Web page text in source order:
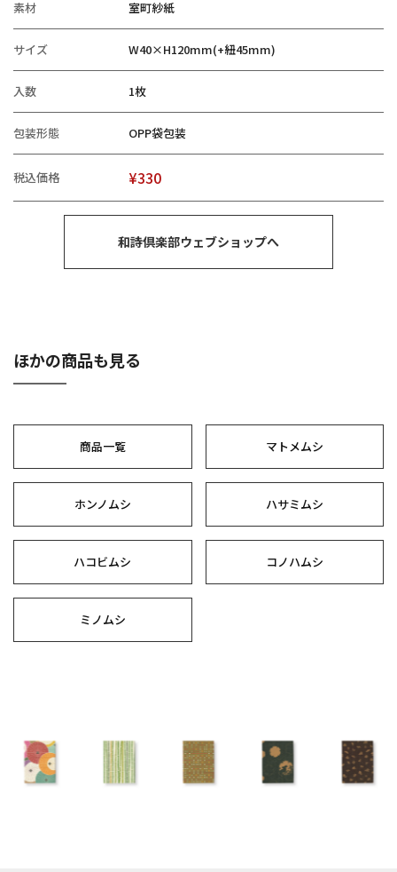
素材 室町紗紙
サイズ W40×H120mm(+紐45mm)
入数 1枚
包装形態 OPP袋包装
税込価格 ¥330
和詩倶楽部ウェブショップへ
ほかの商品も見る
商品一覧 マトメムシ
ホンノムシ ハサミムシ
ハコビムシ コノハムシ
ミノムシ